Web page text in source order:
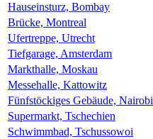
Hauseinsturz, Bombay
Brücke, Montreal
Ufertreppe, Utrecht
Tiefgarage, Amsterdam
Markthalle, Moskau
Messehalle, Kattowitz
Fünfstöckiges Gebäude, Nairobi
Supermarkt, Tschechien
Schwimmbad, Tschussowoi